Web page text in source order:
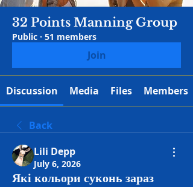
32 Points Manning Group
Public · 51 members
Join
Discussion Media Files Members
Back
Lili Depp
July 6, 2026
Які кольори суконь зараз